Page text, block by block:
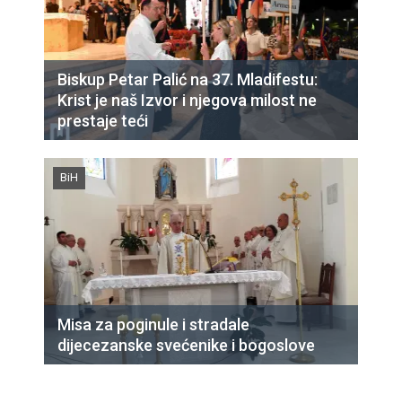
Biskup Petar Palić na 37. Mladifestu:
Krist je naš Izvor i njegova milost ne
prestaje teći
BiH
Misa za poginule i stradale
dijecezanske svećenike i bogoslove